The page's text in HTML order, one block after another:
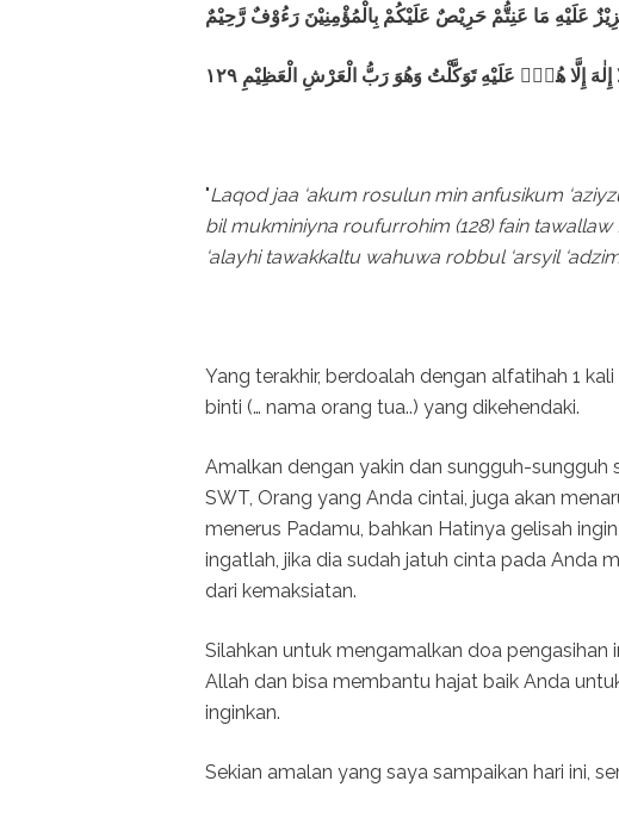
إِلٰهَ إِلَّا هُوَۗ عَلَيْهِ تَوَكَّلْتُ وَهُوَ رَبُّ الْعَرْشِ الْعَظِيْمِ ١٢٩
"Laqod jaa ‘akum rosulun min anfusikum
bil mukminiyna roufurrohim (128) fain
‘alayhi tawakkaltu wahuwa robbul ‘arsyil
Yang terakhir, berdoalah dengan alfatihah 1
binti (… nama orang tua..) yang dikehendaki.
Amalkan dengan yakin dan sungguh-sungguh
SWT, Orang yang Anda cintai, juga akan
menerus Padamu, bahkan Hatinya gelisah
ingatlah, jika dia sudah jatuh cinta pada Anda
dari kemaksiatan.
Silahkan untuk mengamalkan doa pengasihan
Allah dan bisa membantu hajat baik Anda
inginkan.
Sekian amalan yang saya sampaikan hari ini,